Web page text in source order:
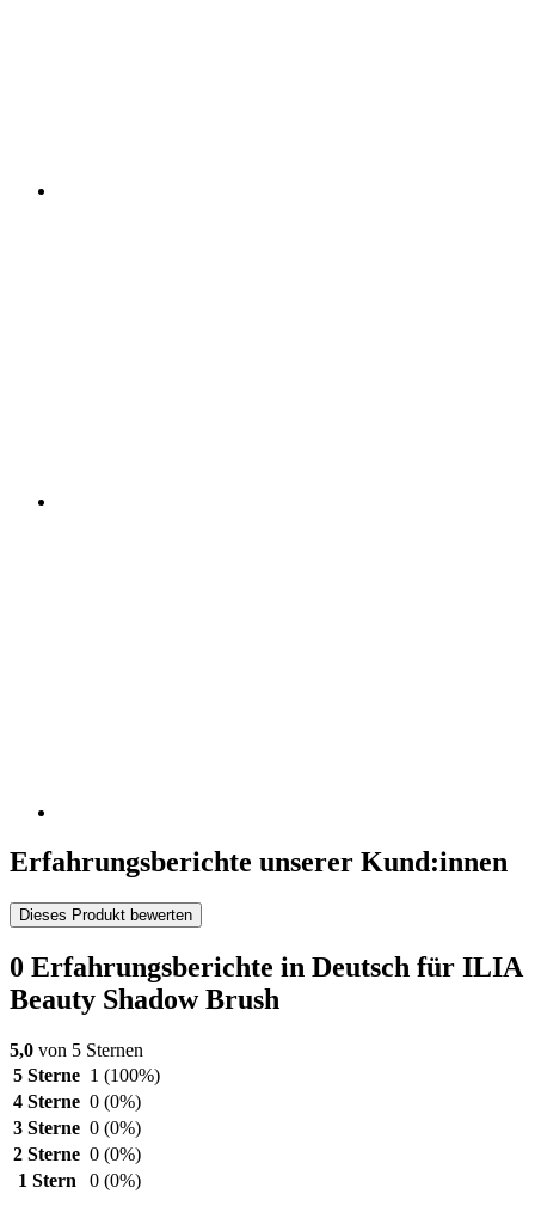
Erfahrungsberichte unserer Kund:innen
Dieses Produkt bewerten
0 Erfahrungsberichte in Deutsch für ILIA
Beauty Shadow Brush
5,0 von 5 Sternen
5 Sterne 1 (100%)
4 Sterne 0 (0%)
3 Sterne 0 (0%)
2 Sterne 0 (0%)
1 Stern
0 (0%)